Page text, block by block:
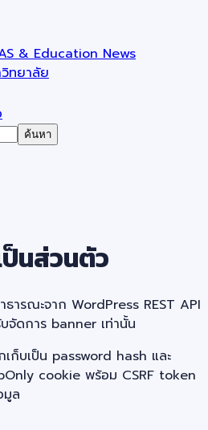
& Education News
ทยาลัย
ค้นหา
ป็นส่วนตัว
ธารณะจาก WordPress REST API
จัดการ banner เท่านั้น
ก็บเป็น password hash และ
cookie พร้อม CSRF token
มูล